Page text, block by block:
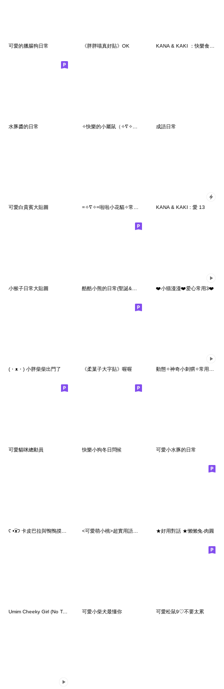
可愛的臘腸狗日常 《胖胖喵真好貼》OK KANA & KAKI ：快樂食物 2
水豚醬的日常 成語日常
可愛白貴賓大貼圖 =✧∇✧=啦啦小花貓✧常用好用 ❤️ KANA & KAKI : 愛 13
小猴子日常大貼圖 ❤️小猫漫漫❤️爱心常用3❤️
(・ᴥ・) 小胖柴柴出門了 《柔菓子大字貼》喔喔
可愛貓咪總動員 快樂小狗冬日問候 可愛小水豚的日常
★好用對話 ★懶懶兔-肉圓
Umim Cheeky Girl (No Text) 可愛小柴犬最懂你 可愛松鼠9♡不要太累